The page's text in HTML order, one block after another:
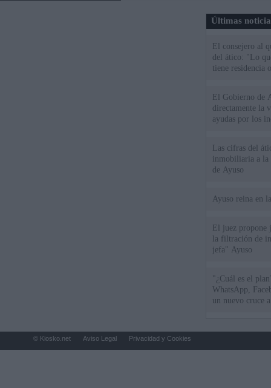
Últimas
El consejero al
del ático: "Lo
tiene residencia
El Gobierno de
directamente la
ayudas por los
Las cifras del
inmobiliaria a la
de Ayuso
Ayuso reina en
El juez propone
la filtración de
jefa" Ayuso
"¿Cuál es el
WhatsApp,
un nuevo cruce
© Kiosko.net Aviso Legal Privacidad y Cookies